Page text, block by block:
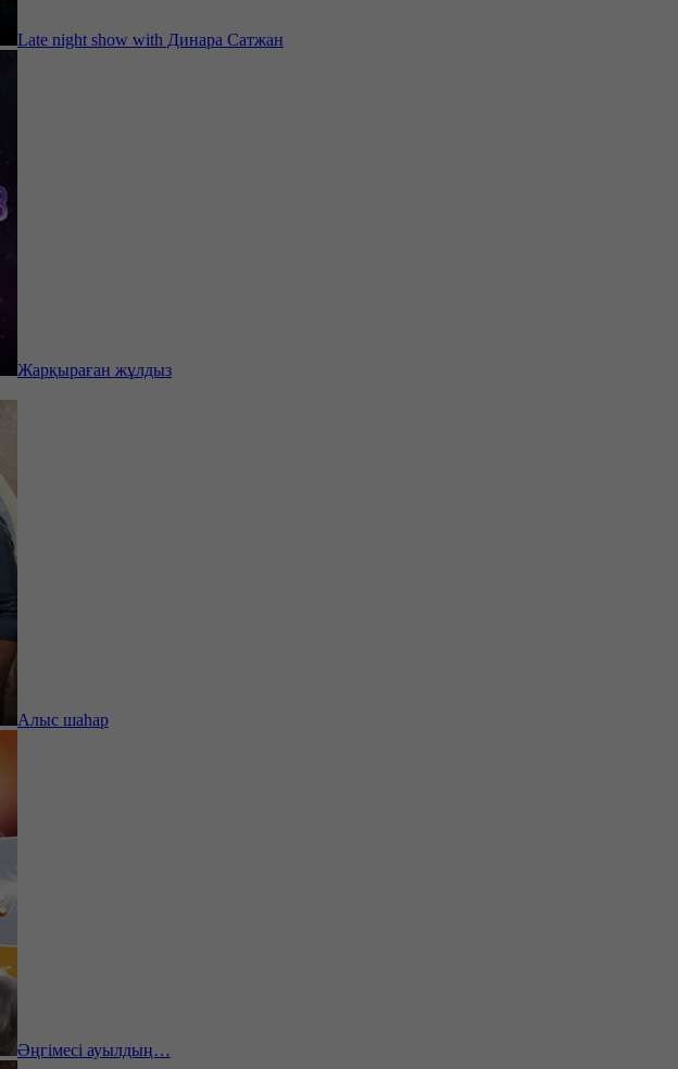
Late night show with Динара Сатжан
Жарқыраған жұлдыз
Алыс шаһар
Әңгімесі ауылдың…